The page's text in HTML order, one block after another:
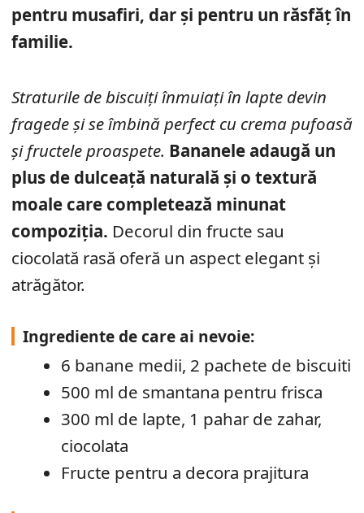
pentru musafiri, dar și pentru un răsfăț în
familie.
Straturile de biscuiți înmuiați în lapte devin
fragede și se îmbină perfect cu crema pufoasă
și fructele proaspete. Bananele adaugă un
plus de dulceață naturală și o textură
moale care completează minunat
compoziția. Decorul din fructe sau
ciocolată rasă oferă un aspect elegant și
atrăgător.
Ingrediente de care ai nevoie:
6 banane medii, 2 pachete de biscuiti
500 ml de smantana pentru frisca
300 ml de lapte, 1 pahar de zahar,
ciocolata
Fructe pentru a decora prajitura